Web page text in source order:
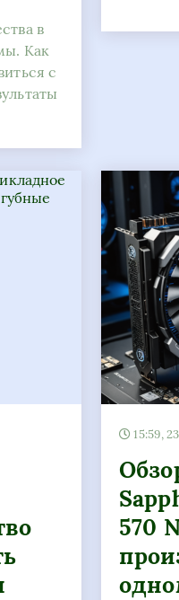
в
Как
с
15:59,
570